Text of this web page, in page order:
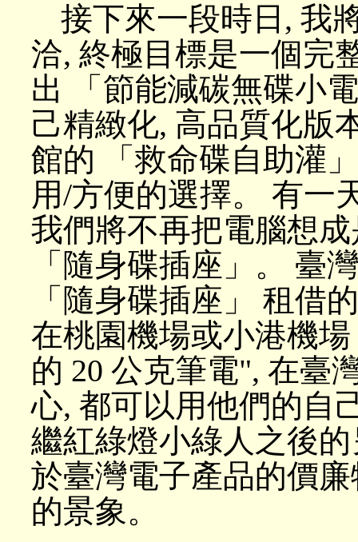
接下來一段時日, 我
洽, 終極目標是一個完
出 「節能減碳無碟小
己精緻化, 高品質化版
館的 「救命碟自助灌
用/方便的選擇。 有一
我們將不再把電腦想
「隨身碟插座」。 臺
「隨身碟插座」 租借
在桃園機場或小港機場
的 20 公克筆電", 在臺
心, 都可以用他們的自
繼紅綠燈小綠人之後
於臺灣電子產品的價
的景象。